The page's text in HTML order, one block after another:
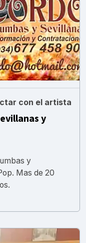
con el artista
y
y
Mas de 20